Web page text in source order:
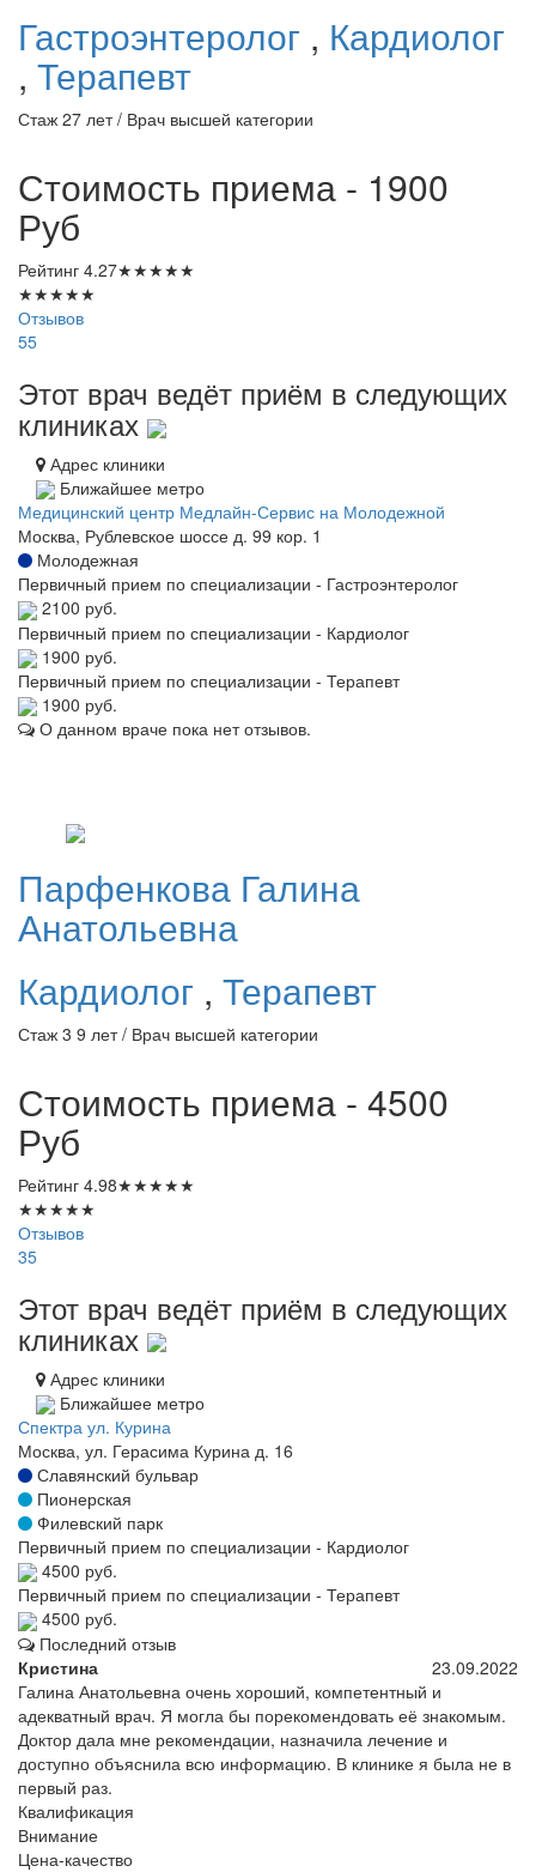
Гастроэнтеролог , Кардиолог
, Терапевт
Стаж 27 лет / Врач высшей категории
Стоимость приема - 1900
Руб
Рейтинг 4.27★★★★★
★★★★★
Отзывов
55
Этот врач ведёт приём в следующих
клиниках
Адрес клиники
Ближайшее метро
Медицинский центр Медлайн-Сервис на Молодежной
Москва, Рублевское шоссе д. 99 кор. 1
Молодежная
Первичный прием по специализации - Гастроэнтеролог
2100 руб.
Первичный прием по специализации - Кардиолог
1900 руб.
Первичный прием по специализации - Терапевт
1900 руб.
О данном враче пока нет отзывов.
Парфенкова Галина
Анатольевна
Кардиолог , Терапевт
Стаж 3 9 лет / Врач высшей категории
Стоимость приема - 4500
Руб
Рейтинг 4.98★★★★★
★★★★★
Отзывов
35
Этот врач ведёт приём в следующих
клиниках
Адрес клиники
Ближайшее метро
Спектра ул. Курина
Москва, ул. Герасима Курина д. 16
Славянский бульвар
Пионерская
Филевский парк
Первичный прием по специализации - Кардиолог
4500 руб.
Первичный прием по специализации - Терапевт
4500 руб.
Последний отзыв
Кристина
23.09.2022
Галина Анатольевна очень хороший, компетентный и
адекватный врач. Я могла бы порекомендовать её знакомым.
Доктор дала мне рекомендации, назначила лечение и
доступно объяснила всю информацию. В клинике я была не в
первый раз.
Квалификация
Внимание
Цена-качество